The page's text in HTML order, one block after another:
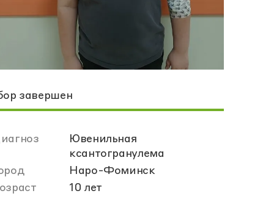
завершен
Ювенильная
ксантогранулема
Наро-Фоминск
10 лет